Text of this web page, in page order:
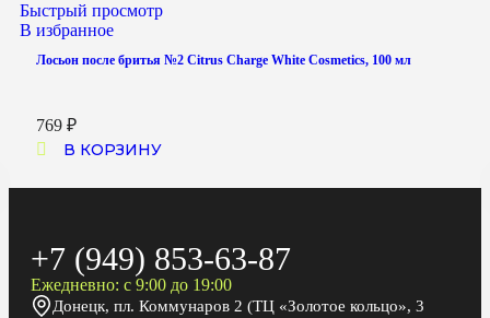
Быстрый просмотр
В избранное
Лосьон после бритья №2 Citrus Charge White Cosmetics, 100 мл
769 ₽
В КОРЗИНУ
+7 (949) 853-63-87
Ежедневно: с 9:00 до 19:00
Донецк, пл. Коммунаров 2 (ТЦ «Золотое кольцо», 3